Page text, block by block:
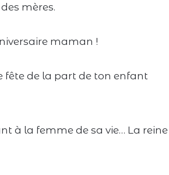
mères.
maman !
fête de la part de ton enfant
à la femme de sa vie… La reine